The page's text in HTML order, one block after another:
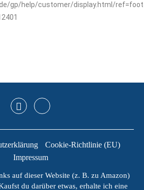
gp/help/customer/display.html/
Cookie-Richtlinie (EU)
Impressum
auf dieser Website (z. B. zu Amazon)
du darüber etwas, erhalte ich eine